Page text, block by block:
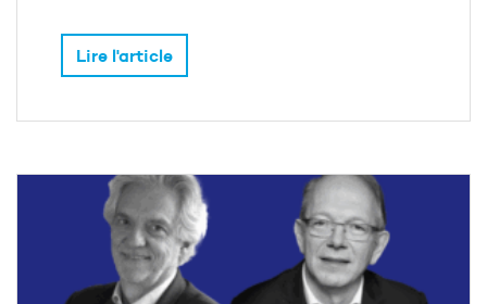
Lire l'article